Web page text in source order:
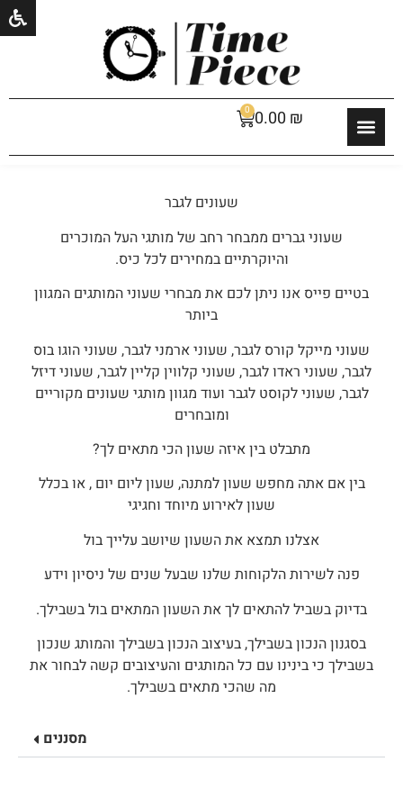
0.00 ₪
0
שעונים לגבר
שעוני גברים ממבחר רחב של מותגי העל המוכרים
והיוקרתיים במחירים לכל כיס.
בטיים פייס אנו ניתן לכם את מבחרי שעוני המותגים המגוון
ביותר
שעוני מייקל קורס לגבר, שעוני ארמני לגבר, שעוני הוגו בוס
לגבר, שעוני ראדו לגבר, שעוני קלווין קליין לגבר, שעוני דיזל
לגבר, שעוני לקוסט לגבר ועוד מגוון מותגי שעונים מקוריים
ומובחרים
מתבלט בין איזה שעון הכי מתאים לך?
בין אם אתה מחפש שעון למתנה, שעון ליום יום , או בכלל
שעון לאירוע מיוחד וחגיגי
אצלנו תמצא את השעון שיושב עלייך בול
פנה לשירות הלקוחות שלנו שבעל שנים של ניסיון וידע
בדיוק בשביל להתאים לך את השעון המתאים בול בשבילך.
בסגנון הנכון בשבילך, בעיצוב הנכון בשבילך והמותג שנכון
בשבילך כי בינינו עם כל המותגים והעיצובים קשה לבחור את
מה שהכי מתאים בשבילך.
מסננים